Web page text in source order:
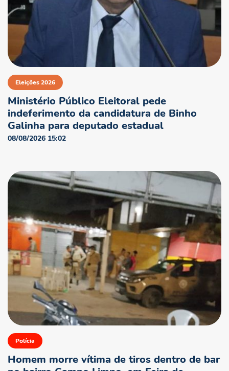
NO AR
Eleições 2026
Ministério Público Eleitoral pede
indeferimento da candidatura de Binho
Galinha para deputado estadual
08/08/2026 15:02
Polícia
Homem morre vítima de tiros dentro de bar